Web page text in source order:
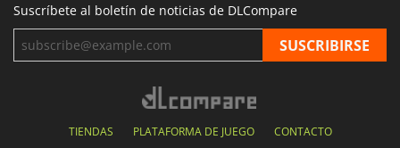
Suscríbete al boletín de noticias de DLCompare
TIENDAS PLATAFORMA DE JUEGO CONTACTO